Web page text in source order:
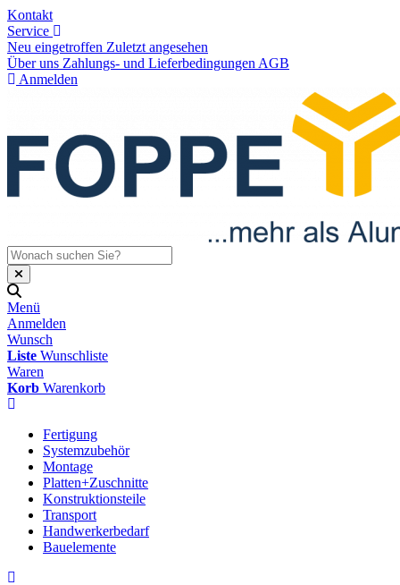
Kontakt
Service
Neu eingetroffen Zuletzt angesehen
Über uns Zahlungs- und Lieferbedingungen AGB
Anmelden
Menü
Anmelden
Wunsch
Liste Wunschliste
Waren
Korb Warenkorb
Fertigung
Systemzubehör
Montage
Platten+Zuschnitte
Konstruktionsteile
Transport
Handwerkerbedarf
Bauelemente